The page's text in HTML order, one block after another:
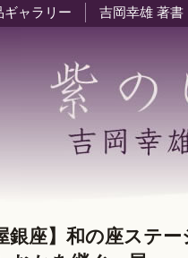
ギャラリー 吉岡幸雄 著書
銀座】和の座ステ